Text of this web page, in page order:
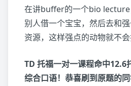
在讲buffer的一个bio lecture
别人借一个宝宝，然后去和
资源，这样强点的动物就不
TD 托福一对一课程命中12.6
综合口语！恭喜刷到原题的